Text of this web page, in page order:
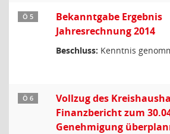
Ö 5
Bekanntgabe Ergebnis
Jahresrechnung 2014
Beschluss: Kenntnis
Ö 6
Vollzug des
Finanzbericht zum
Genehmigung